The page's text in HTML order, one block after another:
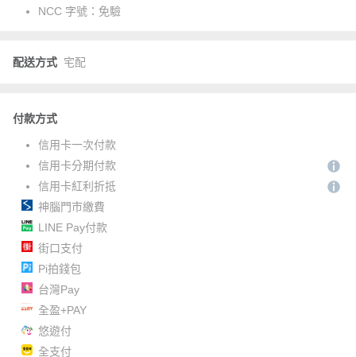
NCC 字號： 免驗
配送方式 宅配
付款方式
信用卡一次付款
信用卡分期付款
信用卡紅利折抵
神腦門市繳費
LINE Pay付款
街口支付
Pi拍錢包
台灣Pay
全盈+PAY
悠遊付
全支付